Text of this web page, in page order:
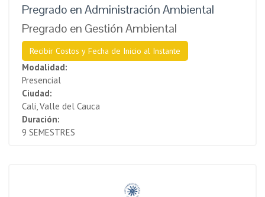
Pregrado en Administración Ambiental
Pregrado en Gestión Ambiental
Recibir Costos y Fecha de Inicio al Instante
Modalidad:
Presencial
Ciudad:
Cali, Valle del Cauca
Duración:
9 SEMESTRES